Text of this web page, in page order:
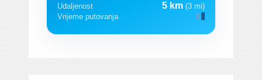
Udaljenost 5 km (3 mi)
Vrijeme putovanja